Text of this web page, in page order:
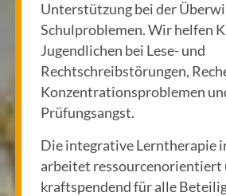
Unterstützung bei der
Schulproblemen. Wir helfen
Jugendlichen bei Lese- und
Rechtschreibstörungen,
Konzentrationsproblemen
Prüfungsangst.
Die integrative Lerntherapie
arbeitet ressourcenorientiert
kraftspendend für alle